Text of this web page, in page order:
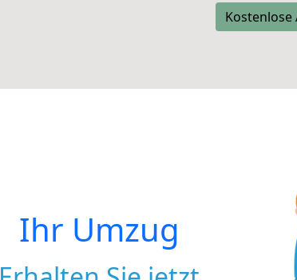
Ihr Umzug